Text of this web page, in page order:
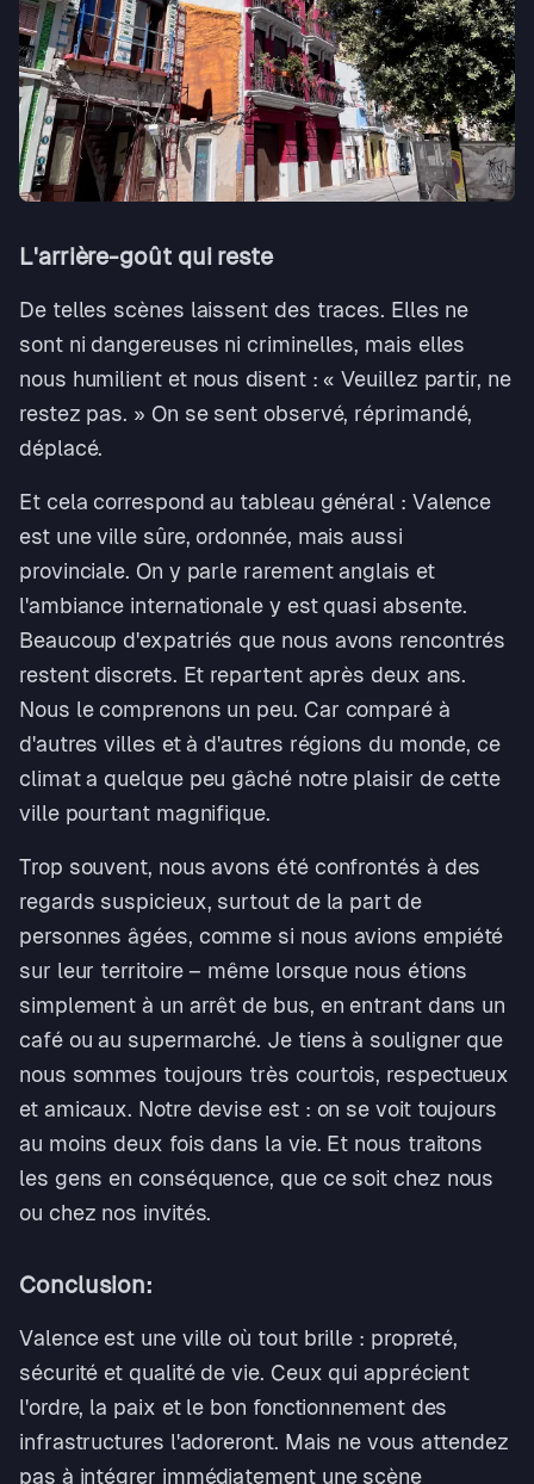
L'arrière-goût qui reste
De telles scènes laissent des traces. Elles ne
sont ni dangereuses ni criminelles, mais elles
nous humilient et nous disent : « Veuillez partir, ne
restez pas. » On se sent observé, réprimandé,
déplacé.
Et cela correspond au tableau général : Valence
est une ville sûre, ordonnée, mais aussi
provinciale. On y parle rarement anglais et
l'ambiance internationale y est quasi absente.
Beaucoup d'expatriés que nous avons rencontrés
restent discrets. Et repartent après deux ans.
Nous le comprenons un peu. Car comparé à
d'autres villes et à d'autres régions du monde, ce
climat a quelque peu gâché notre plaisir de cette
ville pourtant magnifique.
Trop souvent, nous avons été confrontés à des
regards suspicieux, surtout de la part de
personnes âgées, comme si nous avions empiété
sur leur territoire – même lorsque nous étions
simplement à un arrêt de bus, en entrant dans un
café ou au supermarché. Je tiens à souligner que
nous sommes toujours très courtois, respectueux
et amicaux. Notre devise est : on se voit toujours
au moins deux fois dans la vie. Et nous traitons
les gens en conséquence, que ce soit chez nous
ou chez nos invités.
Conclusion:
Valence est une ville où tout brille : propreté,
sécurité et qualité de vie. Ceux qui apprécient
l'ordre, la paix et le bon fonctionnement des
infrastructures l'adoreront. Mais ne vous attendez
pas à intégrer immédiatement une scène